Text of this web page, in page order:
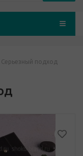
Серьезный подход